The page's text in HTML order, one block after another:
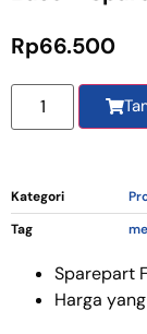
Rp66.500
Kategori
Tag
Sparepart
Harga